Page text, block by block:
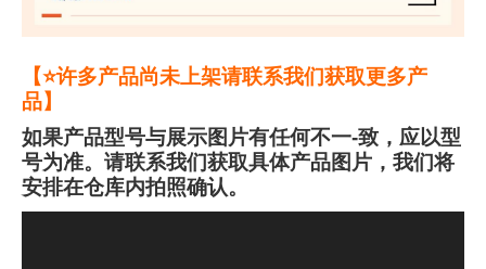
【⭐许多产品尚未上架请联系我们获取更多产
品】
如果产品型号与展示图片有任何不一-致，应以型
号为准。请联系我们获取具体产品图片，我们将
安排在仓库内拍照确认。